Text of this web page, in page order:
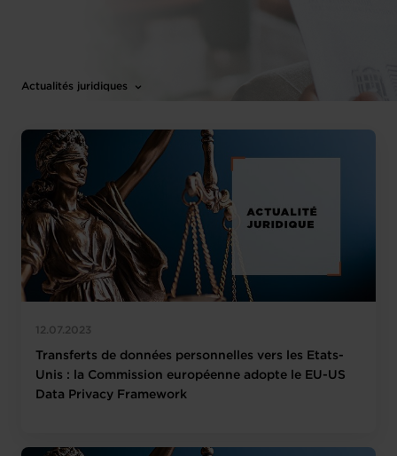
Actualités juridiques
12.07.2023
Transferts de données personnelles vers les Etats-
Unis : la Commission européenne adopte le EU-US
Data Privacy Framework